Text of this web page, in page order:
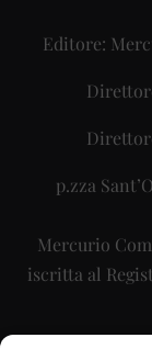
Editore:
p.zza
Mercurio
iscritta al